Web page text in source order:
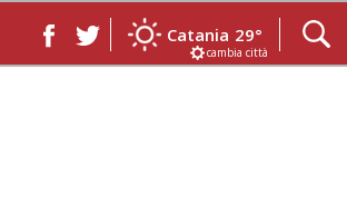
Catania 29°
cambia città